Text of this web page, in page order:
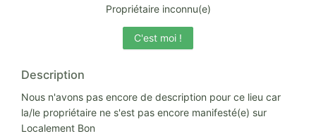
Propriétaire inconnu(e)
C'est moi !
Description
Nous n'avons pas encore de description pour ce lieu car
la/le propriétaire ne s'est pas encore manifesté(e) sur
Localement Bon